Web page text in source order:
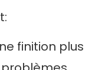
finition plus